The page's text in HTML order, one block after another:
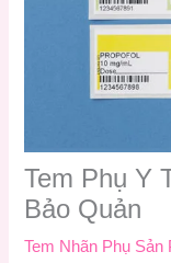
Tem Phụ Y
Bảo Quản
Tem Nhãn Phụ Sản